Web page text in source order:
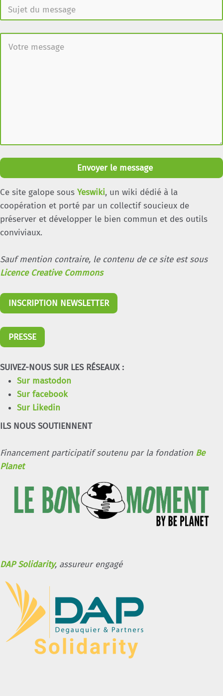
Envoyer le message
Ce site galope sous Yeswiki, un wiki dédié à la
coopération et porté par un collectif soucieux de
préserver et développer le bien commun et des outils
conviviaux.
Sauf mention contraire, le contenu de ce site est sous
Licence Creative Commons
INSCRIPTION NEWSLETTER
PRESSE
SUIVEZ-NOUS SUR LES RÉSEAUX :
Sur mastodon
Sur facebook
Sur Likedin
ILS NOUS SOUTIENNENT
Financement participatif soutenu par la fondation Be
Planet
DAP Solidarity, assureur engagé